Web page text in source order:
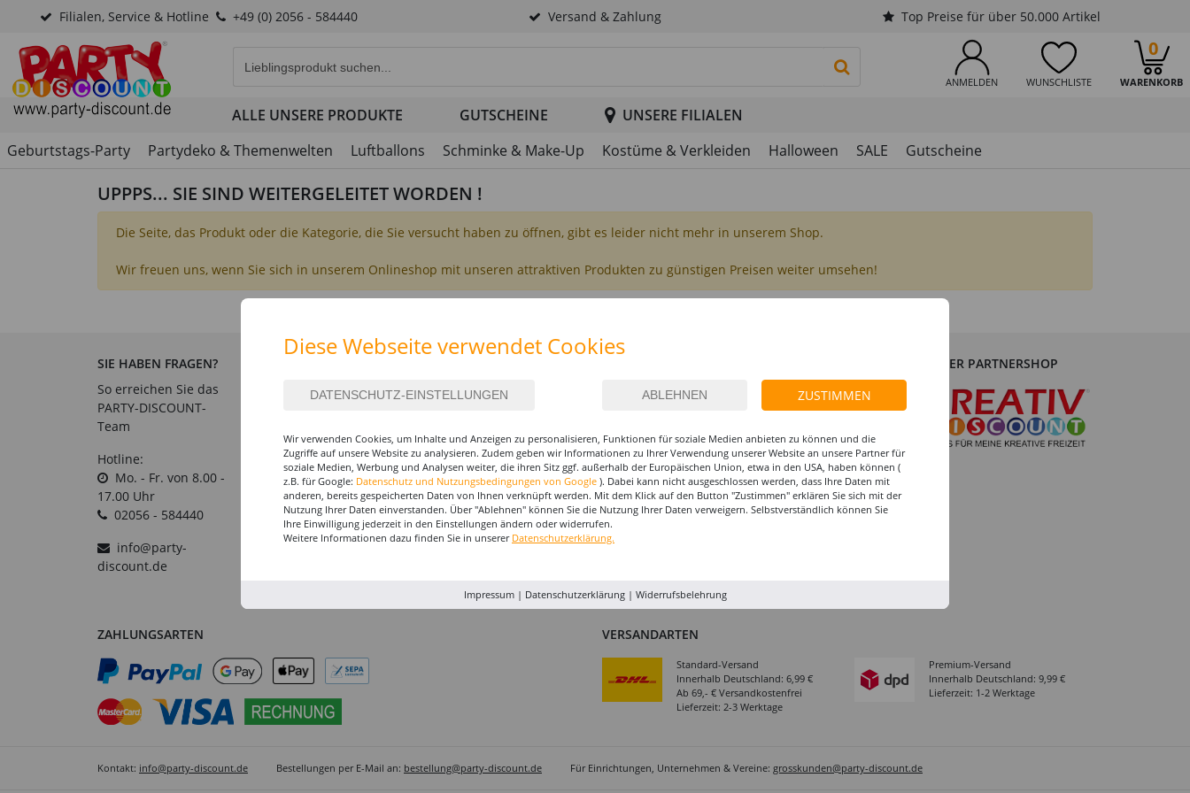
Filialen, Service & Hotline +49 (0) 2056 - 584440 Versand & Zahlung Top Preise für über 50.000 Artikel
ANMELDEN WUNSCHLISTE WARENKORB
0
PRODUKTSUCHE STARTEN
ALLE UNSERE PRODUKTE GUTSCHEINE
UNSERE FILIALEN
Geburtstags-Party
Partydeko & Themenwelten Luftballons Schminke & Make-Up Kostüme & Verkleiden Halloween SALE Gutscheine
UPPPS... SIE SIND WEITERGELEITET WORDEN !
Die Seite, das Produkt oder die Kategorie, die Sie versucht haben zu öffnen, gibt es leider nicht mehr in unserem Shop.
Wir freuen uns, wenn Sie sich in unserem Onlineshop mit unseren attraktiven Produkten zu günstigen Preisen weiter umsehen!
SIE HABEN FRAGEN?
So erreichen Sie das
PARTY-DISCOUNT-
Team
Hotline:
Mo. - Fr. von 8.00 -
17.00 Uhr
02056 - 584440
info@party-
discount.de
Hilfe & Fragen
Gutscheine
Datenschutz
Widerrufsformular
Widerruf
Barrierefreiheit
Batterieentsorgung &
Verpackungsverordnung
AGB & Kundeninformation
BESTELLUNG WIDERRUFEN
Über uns
Impressum
Jobs
Düsseldorf
Rhein-Ruhr
Versand-Zentrale
Service
UNSER PARTNERSHOP
ZAHLUNGSARTEN VERSANDARTEN
Standard-Versand
Innerhalb Deutschland: 6,99 €
Ab 69,- € Versandkostenfrei
Lieferzeit: 2-3 Werktage
Premium-Versand
Innerhalb Deutschland: 9,99 €
Lieferzeit: 1-2 Werktage
Kontakt: info@party-discount.de Bestellungen per E-Mail an: bestellung@party-discount.de Für Einrichtungen, Unternehmen & Vereine: grosskunden@party-discount.de
Diese Webseite verwendet Cookies
ZUSTIMMEN
Wir verwenden Cookies, um Inhalte und Anzeigen zu personalisieren, Funktionen für soziale Medien anbieten zu können und die
Zugriffe auf unsere Website zu analysieren. Zudem geben wir Informationen zu Ihrer Verwendung unserer Website an unsere Partner für
soziale Medien, Werbung und Analysen weiter, die ihren Sitz ggf. außerhalb der Europäischen Union, etwa in den USA, haben können (
z.B. für Google: Datenschutz und Nutzungsbedingungen von Google ). Dabei kann nicht ausgeschlossen werden, dass Ihre Daten mit
anderen, bereits gespeicherten Daten von Ihnen verknüpft werden. Mit dem Klick auf den Button "Zustimmen" erklären Sie sich mit der
Nutzung Ihrer Daten einverstanden. Über "Ablehnen" können Sie die Nutzung Ihrer Daten verweigern. Selbstverständlich können Sie
Ihre Einwilligung jederzeit in den Einstellungen ändern oder widerrufen.
Weitere Informationen dazu finden Sie in unserer Datenschutzerklärung.
Impressum| Datenschutzerklärung| Widerrufsbelehrung